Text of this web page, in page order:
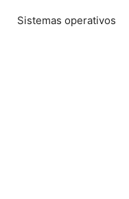
Sistemas operativos